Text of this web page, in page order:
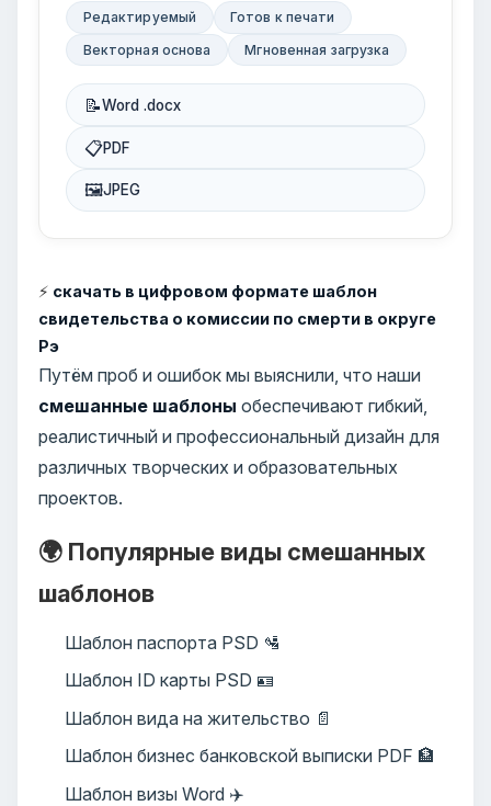
Редактируемый
Готов к печати
Векторная основа
Мгновенная загрузка
📝Word .docx
📋PDF
🖼JPEG
⚡ скачать в цифровом формате шаблон
свидетельства о комиссии по смерти в округе
Рэ
Путём проб и ошибок мы выяснили, что наши
смешанные шаблоны обеспечивают гибкий,
реалистичный и профессиональный дизайн для
различных творческих и образовательных
проектов.
🌍 Популярные виды смешанных
шаблонов
Шаблон паспорта PSD 🛂
Шаблон ID карты PSD 🪪
Шаблон вида на жительство 📄
Шаблон бизнес банковской выписки PDF 🏦
Шаблон визы Word ✈️